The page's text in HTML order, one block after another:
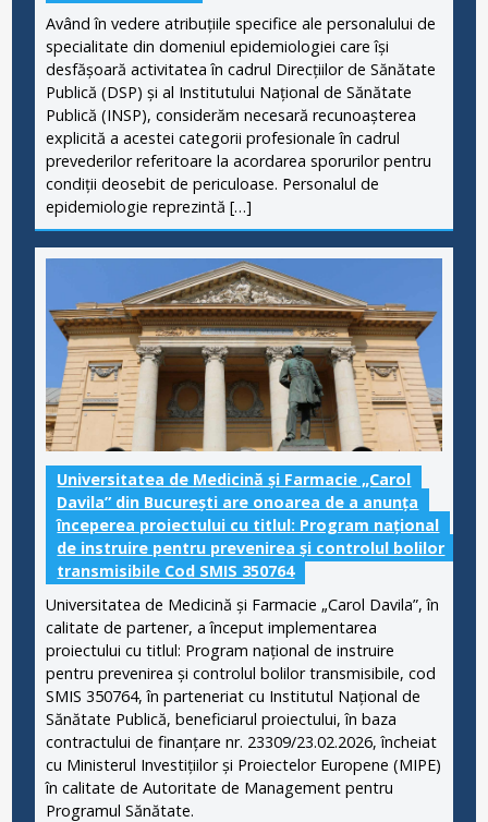
Având în vedere atribuțiile specifice ale personalului de
specialitate din domeniul epidemiologiei care își
desfășoară activitatea în cadrul Direcțiilor de Sănătate
Publică (DSP) și al Institutului Național de Sănătate
Publică (INSP), considerăm necesară recunoașterea
explicită a acestei categorii profesionale în cadrul
prevederilor referitoare la acordarea sporurilor pentru
condiții deosebit de periculoase. Personalul de
epidemiologie reprezintă […]
Universitatea de Medicină și Farmacie „Carol
Davila” din București are onoarea de a anunța
începerea proiectului cu titlul: Program național
de instruire pentru prevenirea și controlul bolilor
transmisibile Cod SMIS 350764
Universitatea de Medicină și Farmacie „Carol Davila”, în
calitate de partener, a început implementarea
proiectului cu titlul: Program național de instruire
pentru prevenirea și controlul bolilor transmisibile, cod
SMIS 350764, în parteneriat cu Institutul Național de
Sănătate Publică, beneficiarul proiectului, în baza
contractului de finanțare nr. 23309/23.02.2026, încheiat
cu Ministerul Investițiilor și Proiectelor Europene (MIPE)
în calitate de Autoritate de Management pentru
Programul Sănătate.